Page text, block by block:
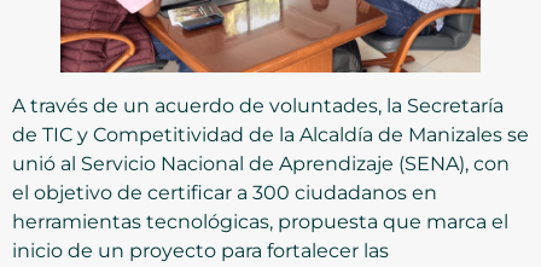
A través de un acuerdo de voluntades, la Secretaría
de TIC y Competitividad de la Alcaldía de Manizales se
unió al Servicio Nacional de Aprendizaje (SENA), con
el objetivo de certificar a 300 ciudadanos en
herramientas tecnológicas, propuesta que marca el
inicio de un proyecto para fortalecer las